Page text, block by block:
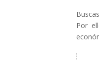
Por